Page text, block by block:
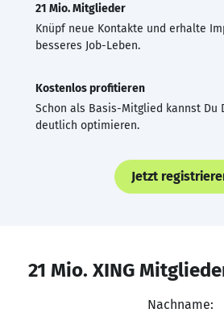
21 Mio. Mitglieder
Knüpf neue Kontakte und erhalte
besseres Job-Leben.
Kostenlos profitieren
Schon als Basis-Mitglied kannst Du
deutlich optimieren.
Jetzt
21 Mio. XING
Nachname: